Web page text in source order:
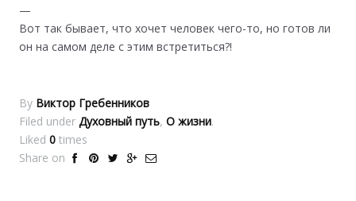
—
Вот так бывает, что хочет человек чего-то, но готов ли
он на самом деле с этим встретиться?!
By Виктор Гребенников
Filed underДуховный путь,О жизни.
Liked0 times
Share on